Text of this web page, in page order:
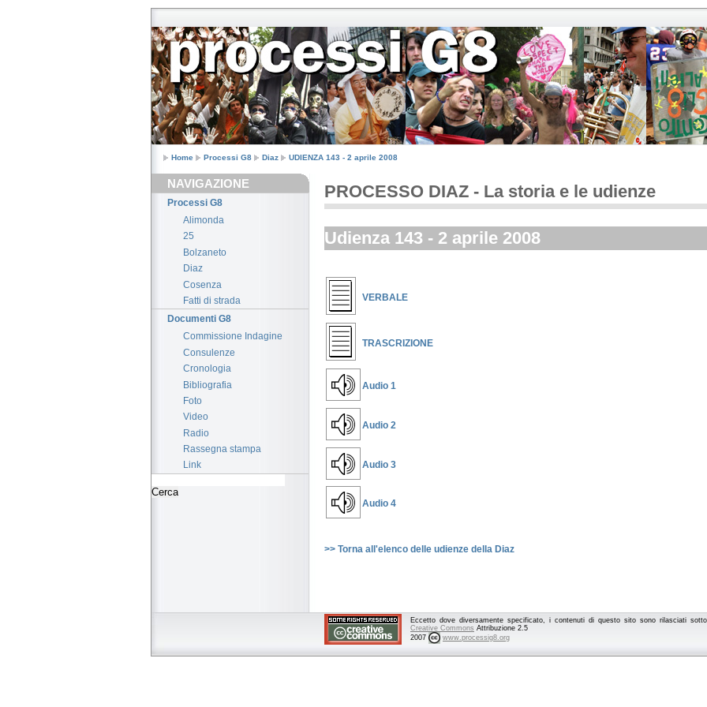
Home Processi G8 Diaz UDIENZA 143 - 2 aprile 2008
NAVIGAZIONE
Processi G8
Alimonda
25
Bolzaneto
Diaz
Cosenza
Fatti di strada
Documenti G8
Commissione Indagine
Consulenze
Cronologia
Bibliografia
Foto
Video
Radio
Rassegna stampa
Link
PROCESSO DIAZ - La storia e le udienze
Udienza 143 - 2 aprile 2008
VERBALE
TRASCRIZIONE
Audio 1
Audio 2
Audio 3
Audio 4
>> Torna all'elenco delle udienze della Diaz
Eccetto dove diversamente specificato, i contenuti di questo sito sono rilasciati sotto
Creative Commons Attribuzione 2.5
2007
www.processig8.org